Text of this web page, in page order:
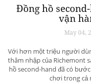
Đồng hồ
vận
May 04,
Với hơn một triệu người
thâm nhập của Richemont
hồ second-hand đã có
chơi trong cả